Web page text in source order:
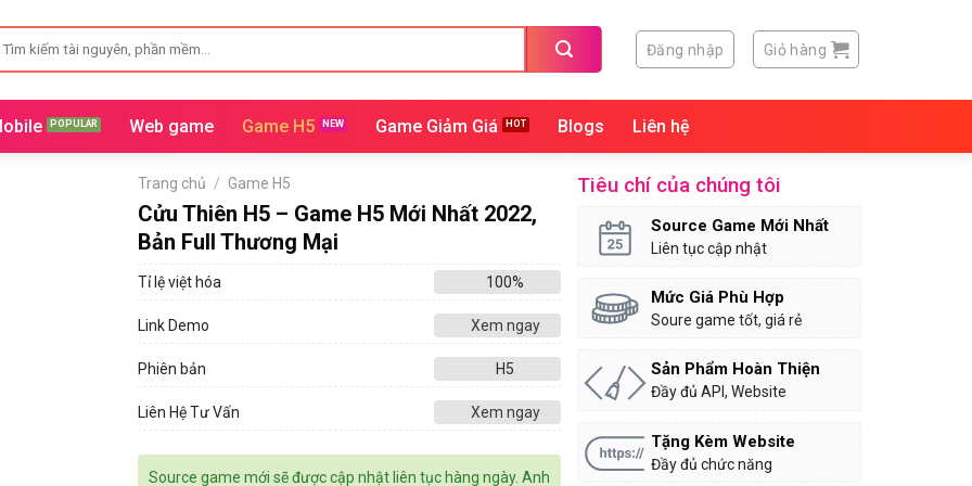
Đăng nhập Giỏ hàng
Web game Game H5 Game Giảm Giá Blogs Liên hệ
Trang chủ / Game H5
Cửu Thiên H5 – Game H5 Mới Nhất 2022,
Bản Full Thương Mại
Tỉ lệ việt hóa 100%
Link Demo Xem ngay
Phiên bản H5
Liên Hệ Tư Vấn Xem ngay
Source game mới sẽ được cập nhật liên tục hàng ngày. Anh
Tiêu chí của chúng tôi
Source Game Mới Nhất
Liên tục cập nhật
Mức Giá Phù Hợp
Soure game tốt, giá rẻ
Sản Phẩm Hoàn Thiện
Đầy đủ API, Website
Tặng Kèm Website
Đầy đủ chức năng